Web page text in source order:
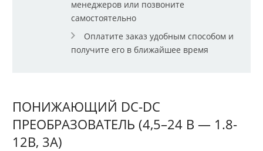
менеджеров или позвоните
самостоятельно
Оплатите заказ удобным способом и
получите его в ближайшее время
ПОНИЖАЮЩИЙ DC-DC
ПРЕОБРАЗОВАТЕЛЬ (4,5–24 В — 1.8-
12В, 3А)